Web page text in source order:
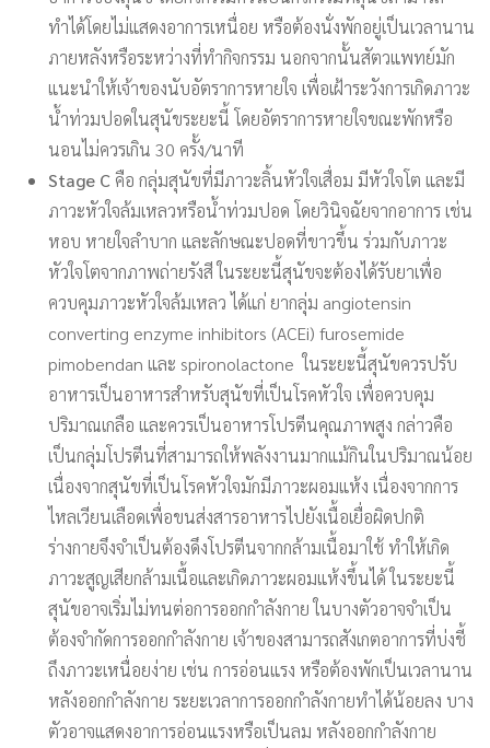
ทำได้โดยไม่แสดงอาการเหนื่อย หรือต้องนั่งพักอยู่เป็นเวลานาน
ภายหลังหรือระหว่างที่ทำกิจกรรม นอกจากนั้นสัตวแพทย์มัก
แนะนำให้เจ้าของนับอัตราการหายใจ เพื่อเฝ้าระวังการเกิดภาวะ
น้ำท่วมปอดในสุนัขระยะนี้ โดยอัตราการหายใจขณะพักหรือ
นอนไม่ควรเกิน 30 ครั้ง/นาที
Stage Cคือ กลุ่มสุนัขที่มีภาวะลิ้นหัวใจเสื่อม มีหัวใจโต และมี
ภาวะหัวใจล้มเหลวหรือน้ำท่วมปอด โดยวินิจฉัยจากอาการ เช่น
หอบ หายใจลำบาก และลักษณะปอดที่ขาวขึ้น ร่วมกับภาวะ
หัวใจโตจากภาพถ่ายรังสี ในระยะนี้สุนัขจะต้องได้รับยาเพื่อ
ควบคุมภาวะหัวใจล้มเหลว ได้แก่ ยากลุ่ม angiotensin
converting enzyme inhibitors (ACEi) furosemide
pimobendan และ spironolactone ในระยะนี้สุนัขควรปรับ
อาหารเป็นอาหารสำหรับสุนัขที่เป็นโรคหัวใจ เพื่อควบคุม
ปริมาณเกลือ และควรเป็นอาหารโปรตีนคุณภาพสูง กล่าวคือ
เป็นกลุ่มโปรตีนที่สามารถให้พลังงานมากแม้กินในปริมาณน้อย
เนื่องจากสุนัขที่เป็นโรคหัวใจมักมีภาวะผอมแห้ง เนื่องจากการ
ไหลเวียนเลือดเพื่อขนส่งสารอาหารไปยังเนื้อเยื่อผิดปกติ
ร่างกายจึงจำเป็นต้องดึงโปรตีนจากกล้ามเนื้อมาใช้ ทำให้เกิด
ภาวะสูญเสียกล้ามเนื้อและเกิดภาวะผอมแห้งขึ้นได้ ในระยะนี้
สุนัขอาจเริ่มไม่ทนต่อการออกกำลังกาย ในบางตัวอาจจำเป็น
ต้องจำกัดการออกกำลังกาย เจ้าของสามารถสังเกตอาการที่บ่งชี้
ถึงภาวะเหนื่อยง่าย เช่น การอ่อนแรง หรือต้องพักเป็นเวลานาน
หลังออกกำลังกาย ระยะเวลาการออกกำลังกายทำได้น้อยลง บาง
ตัวอาจแสดงอาการอ่อนแรงหรือเป็นลม หลังออกกำลังกาย